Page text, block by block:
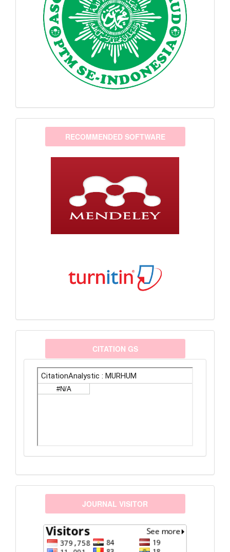
softwareRECOMMENDED SOFTWARE
citationanalystic
CITATION GS
visitors JOURNAL VISITOR